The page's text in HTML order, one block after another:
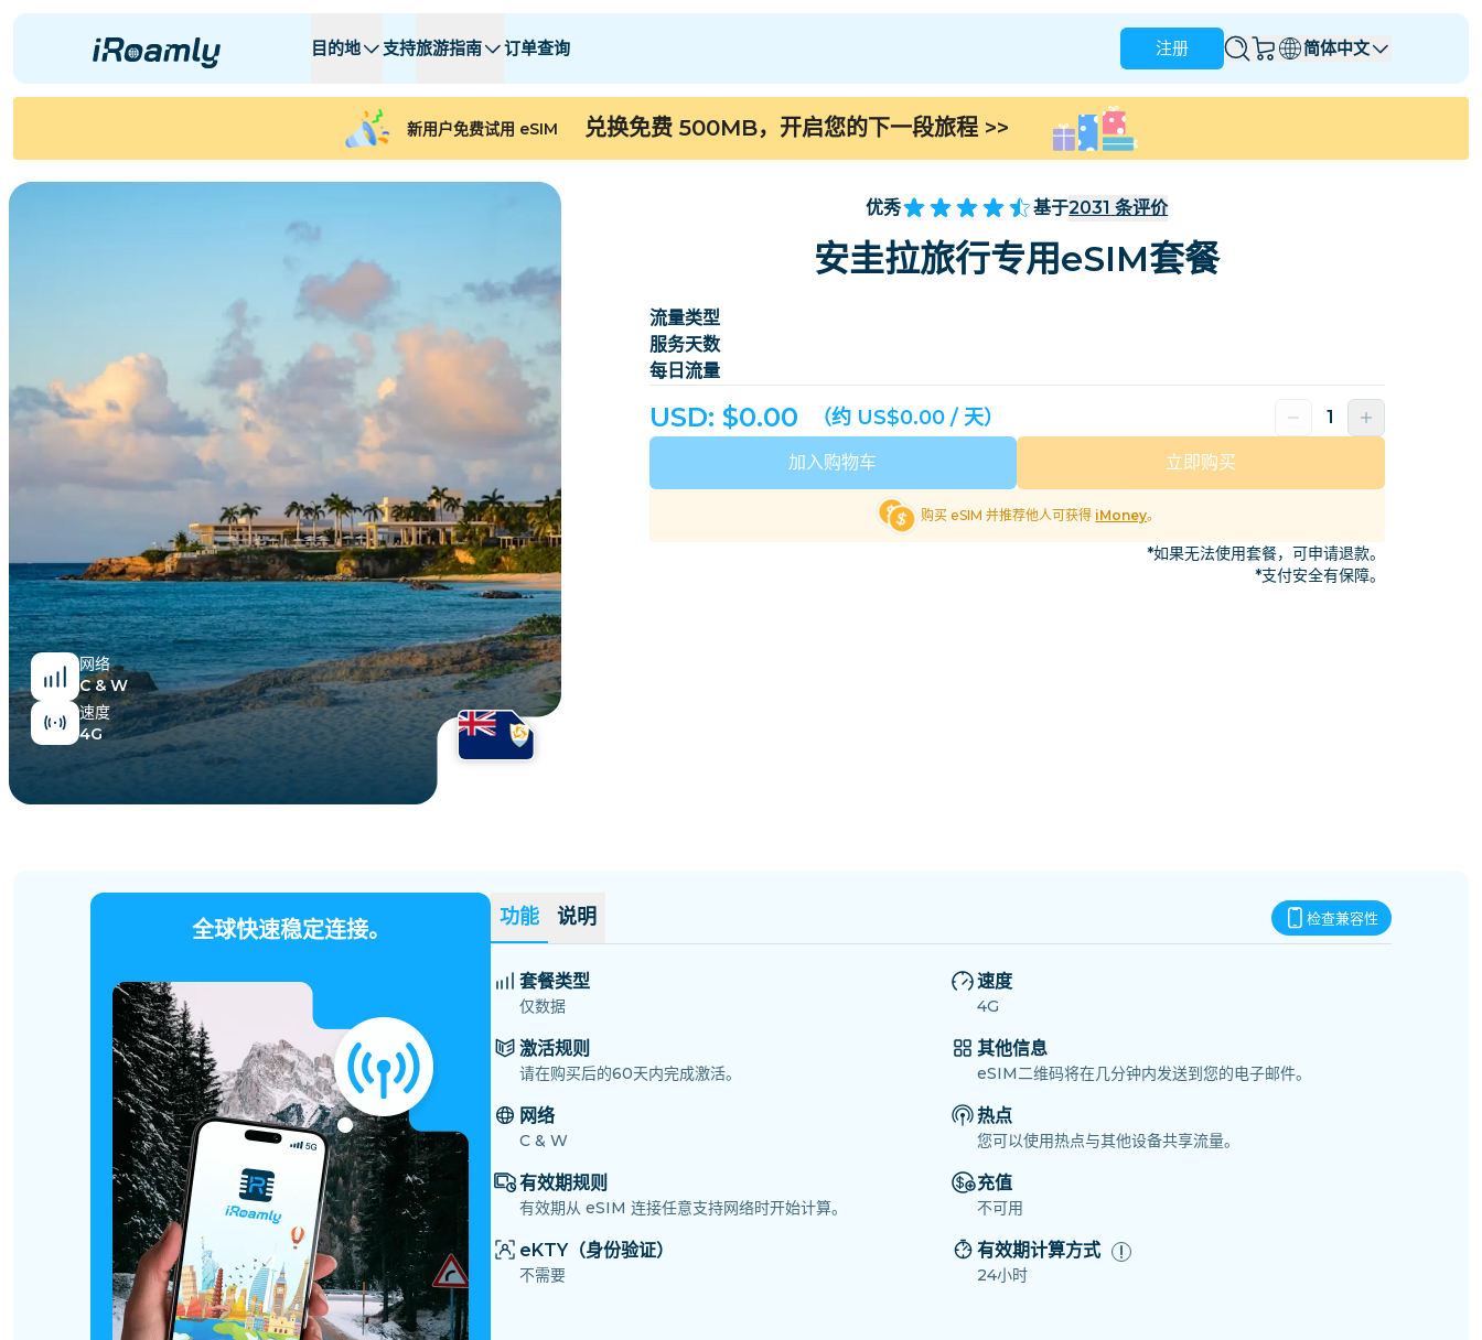
目的地 支持旅游指南 订单查询 注册 简体中文
区域eSIM
所有目的地 J - O P - S
阿尔巴尼亚
阿尔及利亚 安道尔 安圭拉
阿根廷
比利时 波斯尼亚和黑塞哥维那 巴西
保加利亚 柬埔寨
刚果共和国 哥斯达黎加 科特迪瓦 塞浦路斯
捷克共和国 多米尼克
埃及 爱沙尼亚
探索所有目的地
所有目的地 J - O P - S
加拿大
中国 欧洲
新用户免费试用 eSIM 兑换免费 500MB，开启您的下一段旅程>>
网络
C & W
速度
4G
优秀 基于2031 条评价
安圭拉旅行专用eSIM套餐
流量类型
服务天数
每日流量
USD: $0.00 （约 US$0.00 / 天）
加入购物车 立即购买
购买 eSIM 并推荐他人可获得 iMoney。
*如果无法使用套餐，可申请退款。
*支付安全有保障。
全球快速稳定连接。 功能 说明 检查兼容性
套餐类型
仅数据
激活规则
请在购买后的60天内完成激活。
网络
C & W
有效期规则
有效期从 eSIM 连接任意支持网络时开始计算。
eKTY（身份验证）
不需要
速度
4G
其他信息
eSIM二维码将在几分钟内发送到您的电子邮件。
热点
您可以使用热点与其他设备共享流量。
充值
不可用
有效期计算方式
24小时